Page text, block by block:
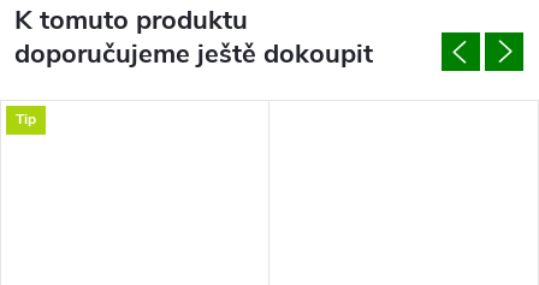
K tomuto produktu
doporučujeme ještě dokoupit
Tip